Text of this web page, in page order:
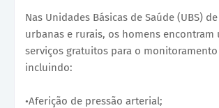
Nas Unidades Básicas de Saúde (UBS)
urbanas e rurais, os homens encontram
serviços gratuitos para o monitoramento
incluindo:
•Aferição de pressão arterial;